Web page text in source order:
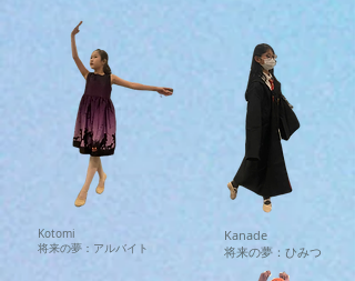
Kanade
将来の夢：ひみつ
Kotomi
将来の夢：アルバイト